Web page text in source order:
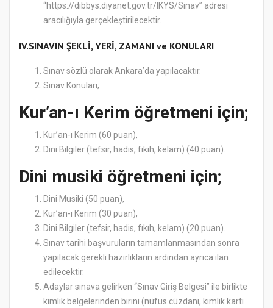
“https://dibbys.diyanet.gov.tr/IKYS/Sinav” adresi
aracılığıyla gerçekleştirilecektir.
IV.SINAVIN ŞEKLİ, YERİ, ZAMANI ve KONULARI
Sınav sözlü olarak Ankara’da yapılacaktır.
Sınav Konuları;
Kur’an-ı Kerim öğretmeni için;
Kur’an-ı Kerim (60 puan),
Dini Bilgiler (tefsir, hadis, fıkıh, kelam) (40 puan).
Dini musiki öğretmeni için;
Dini Musiki (50 puan),
Kur’an-ı Kerim (30 puan),
Dini Bilgiler (tefsir, hadis, fıkıh, kelam) (20 puan).
Sınav tarihi başvuruların tamamlanmasından sonra
yapılacak gerekli hazırlıkların ardından ayrıca ilan
edilecektir.
Adaylar sınava gelirken “Sınav Giriş Belgesi” ile birlikte
kimlik belgelerinden birini (nüfus cüzdanı, kimlik kartı